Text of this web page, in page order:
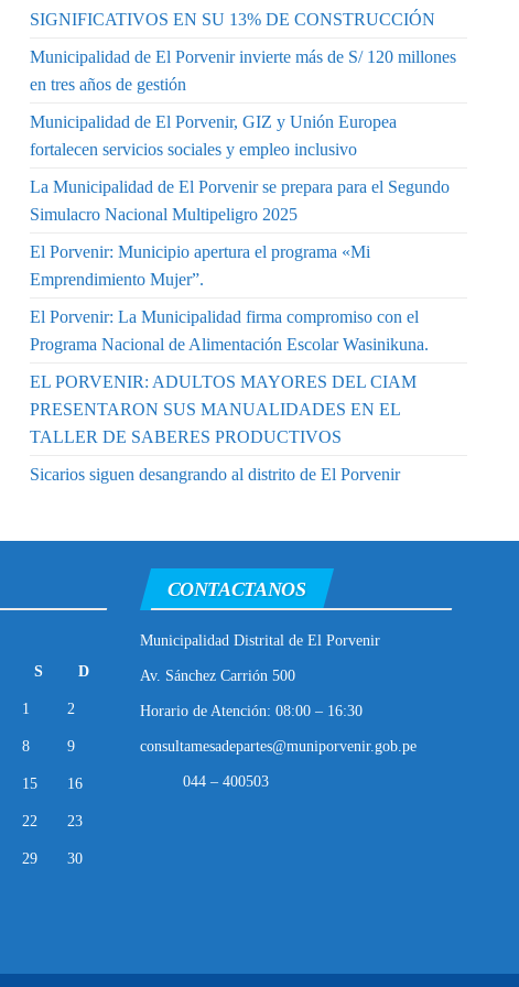
SIGNIFICATIVOS EN SU 13% DE CONSTRUCCIÓN
Municipalidad de El Porvenir invierte más de S/ 120 millones
en tres años de gestión
Municipalidad de El Porvenir, GIZ y Unión Europea
fortalecen servicios sociales y empleo inclusivo
La Municipalidad de El Porvenir se prepara para el Segundo
Simulacro Nacional Multipeligro 2025
El Porvenir: Municipio apertura el programa «Mi
Emprendimiento Mujer”.
El Porvenir: La Municipalidad firma compromiso con el
Programa Nacional de Alimentación Escolar Wasinikuna.
EL PORVENIR: ADULTOS MAYORES DEL CIAM
PRESENTARON SUS MANUALIDADES EN EL
TALLER DE SABERES PRODUCTIVOS
Sicarios siguen desangrando al distrito de El Porvenir
S D
1 2
8 9
15 16
22 23
29 30
CONTACTANOS
Municipalidad Distrital de El Porvenir
Av. Sánchez Carrión 500
Horario de Atención: 08:00 – 16:30
consultamesadepartes@muniporvenir.gob.pe
044 – 400503